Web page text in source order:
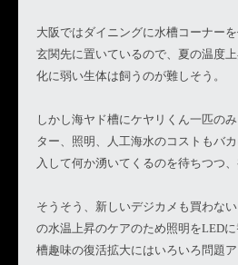
大阪ではダイニングに水槽コーナー
玄関先に置いているので、夏の温度
化に弱い生体は飼うのが難しそう。
しかし海ヤド槽にケヤリくん一匹の
ター、照明、人工海水のコストもバ
入して何か湧いてくるのを待ちつつ
そうそう、新しいデジカメも買わな
の水温上昇のケアのため照明をLED
槽趣味の復活拡大にはいろいろ問題ア